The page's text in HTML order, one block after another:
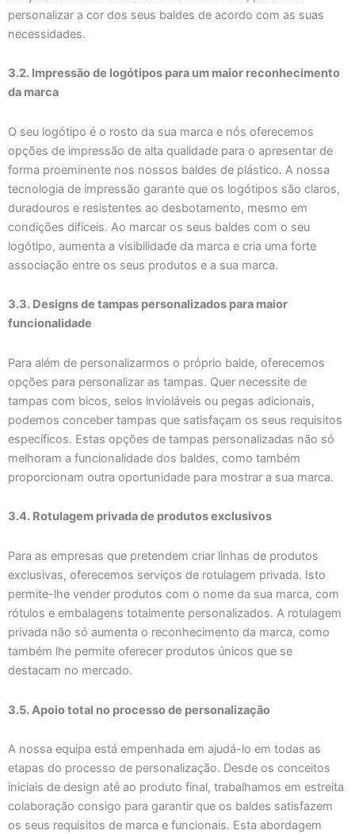
personalizar a cor dos seus baldes de acordo com as suas
necessidades.
3.2. Impressão de logótipos para um maior reconhecimento
da marca
O seu logótipo é o rosto da sua marca e nós oferecemos
opções de impressão de alta qualidade para o apresentar de
forma proeminente nos nossos baldes de plástico. A nossa
tecnologia de impressão garante que os logótipos são claros,
duradouros e resistentes ao desbotamento, mesmo em
condições difíceis. Ao marcar os seus baldes com o seu
logótipo, aumenta a visibilidade da marca e cria uma forte
associação entre os seus produtos e a sua marca.
3.3. Designs de tampas personalizados para maior
funcionalidade
Para além de personalizarmos o próprio balde, oferecemos
opções para personalizar as tampas. Quer necessite de
tampas com bicos, selos invioláveis ou pegas adicionais,
podemos conceber tampas que satisfaçam os seus requisitos
específicos. Estas opções de tampas personalizadas não só
melhoram a funcionalidade dos baldes, como também
proporcionam outra oportunidade para mostrar a sua marca.
3.4. Rotulagem privada de produtos exclusivos
Para as empresas que pretendem criar linhas de produtos
exclusivas, oferecemos serviços de rotulagem privada. Isto
permite-lhe vender produtos com o nome da sua marca, com
rótulos e embalagens totalmente personalizados. A rotulagem
privada não só aumenta o reconhecimento da marca, como
também lhe permite oferecer produtos únicos que se
destacam no mercado.
3.5. Apoio total no processo de personalização
A nossa equipa está empenhada em ajudá-lo em todas as
etapas do processo de personalização. Desde os conceitos
iniciais de design até ao produto final, trabalhamos em estreita
colaboração consigo para garantir que os baldes satisfazem
os seus requisitos de marca e funcionais. Esta abordagem